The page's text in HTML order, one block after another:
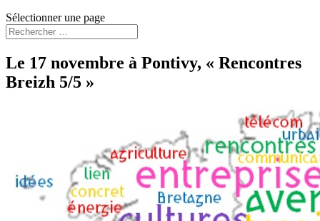
Sélectionner une page
Le 17 novembre à Pontivy, « Rencontres
Breizh 5/5 »